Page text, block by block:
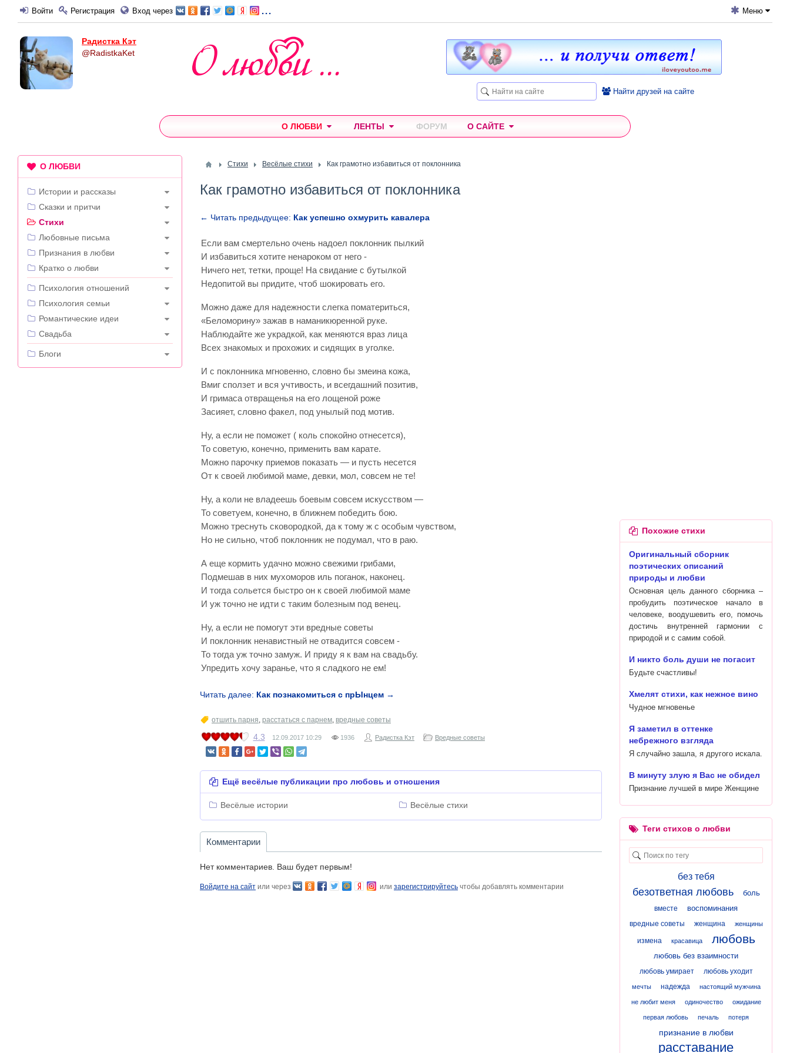
Войти Регистрация Вход через ... Меню
Найти друзей на сайте
Радистка Кэт
@RadistkaKet
О ЛЮБВИ ЛЕНТЫ ФОРУМ О САЙТЕ
Стихи Весёлые стихи Как грамотно избавиться от поклонника
Как грамотно избавиться от поклонника
← Читать предыдущее: Как успешно охмурить кавалера
Если вам смертельно очень надоел поклонник пылкий
И избавиться хотите ненароком от него -
Ничего нет, тетки, проще! На свидание с бутылкой
Недопитой вы придите, чтоб шокировать его.
Можно даже для надежности слегка поматериться,
«Беломорину» зажав в наманикюренной руке.
Наблюдайте же украдкой, как меняются враз лица
Всех знакомых и прохожих и сидящих в уголке.
И с поклонника мгновенно, словно бы змеина кожа,
Вмиг сползет и вся учтивость, и всегдашний позитив,
И гримаса отвращенья на его лощеной роже
Засияет, словно факел, под унылый под мотив.
Ну, а если не поможет ( коль спокойно отнесется),
То советую, конечно, применить вам карате.
Можно парочку приемов показать — и пусть несется
От к своей любимой маме, девки, мол, совсем не те!
Ну, а коли не владеешь боевым совсем искусством —
То советуем, конечно, в ближнем победить бою.
Можно треснуть сковородкой, да к тому ж с особым чувством,
Но не сильно, чтоб поклонник не подумал, что в раю.
А еще кормить удачно можно свежими грибами,
Подмешав в них мухоморов иль поганок, наконец.
И тогда сольется быстро он к своей любимой маме
И уж точно не идти с таким болезным под венец.
Ну, а если не помогут эти вредные советы
И поклонник ненавистный не отвадится совсем -
То тогда уж точно замуж. И приду я к вам на свадьбу.
Упредить хочу заранье, что я сладкого не ем!
Читать далее: Как познакомиться с прЫнцем →
отшить парня, расстаться с парнем, вредные советы
4.3 12.09.2017 10:29 1936 Радистка Кэт Вредные советы
Ещё весёлые публикации про любовь и отношения
Весёлые истории Весёлые стихи
Комментарии
Нет комментариев. Ваш будет первым!
Войдите на сайт или через или зарегистрируйтесь чтобы добавлять комментарии
О ЛЮБВИ
Истории и рассказы
Сказки и притчи
Стихи
Любовные письма
Признания в любви
Кратко о любви
---
Психология отношений
Психология семьи
Романтические идеи
Свадьба
---
Блоги
Похожие стихи
Оригинальный сборник
поэтических описаний
природы и любви
Основная цель данного сборника –
пробудить поэтическое начало в
человеке, воодушевить его, помочь
достичь внутренней гармонии с
природой и с самим собой.
И никто боль души не погасит
Будьте счастливы!
Хмелят стихи, как нежное вино
Чудное мгновенье
Я заметил в оттенке
небрежного взгляда
Я случайно зашла, я другого искала.
В минуту злую я Вас не обидел
Признание лучшей в мире Женщине
Теги стихов о любви
без тебя
безответная любовь боль
вместе воспоминания
вредные советы женщина женщины
измена красавица любовь
любовь без взаимности
любовь умирает любовь уходит
мечты надежда настоящий мужчина
не любит меня одиночество ожидание
первая любовь печаль потеря
признание в любви
расставание